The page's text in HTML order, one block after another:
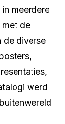
meerdere
met de
de diverse
werd